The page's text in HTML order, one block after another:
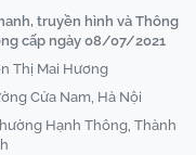
truyền hình và Thông
cấp ngày 08/07/2021
Thị Mai Hương
Cửa Nam, Hà Nội
Hạnh Thông, Thành